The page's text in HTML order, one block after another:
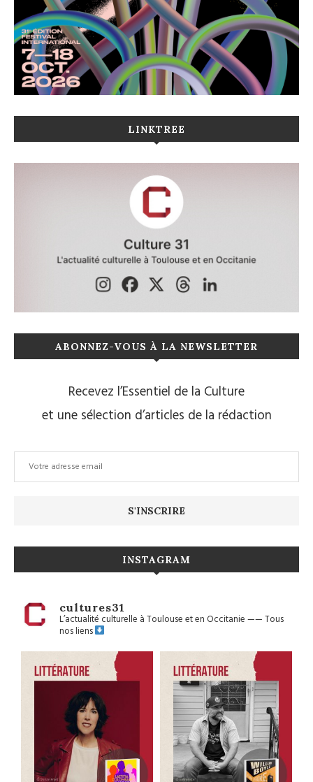
LINKTREE
ABONNEZ-VOUS À LA NEWSLETTER
Recevez l’Essentiel de la Culture
et une sélection d’articles de la rédaction
INSTAGRAM
cultures31
L’actualité culturelle à Toulouse et en Occitanie——Tous
nos liens